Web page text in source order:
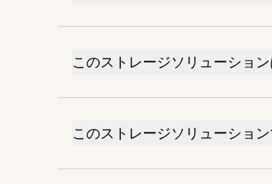
このストレージソリューショ
このストレージソリューショ